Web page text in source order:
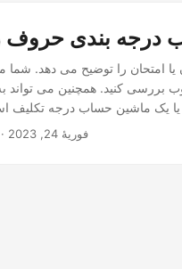
درجه بندی حروف
امتحان را توضیح می دهد. شما
بررسی کنید. همچنین می تواند
فوریهٔ 24, 2023